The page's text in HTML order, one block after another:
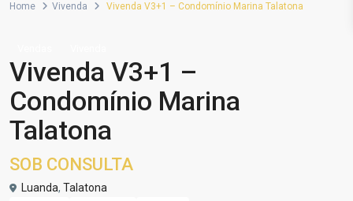
Home Vivenda Vivenda V3+1 – Condomínio Marina Talatona
Vivenda V3+1 –
Condomínio Marina
Talatona
SOB CONSULTA
Luanda, Talatona